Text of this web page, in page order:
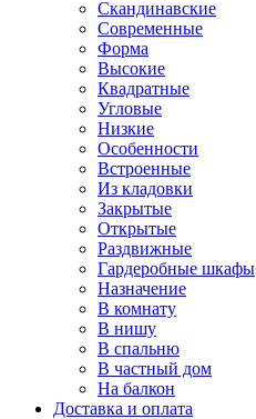
Скандинавские
Современные
Форма
Высокие
Квадратные
Угловые
Низкие
Особенности
Встроенные
Из кладовки
Закрытые
Открытые
Раздвижные
Гардеробные шкафы
Назначение
В комнату
В нишу
В спальню
В частный дом
На балкон
Доставка и оплата